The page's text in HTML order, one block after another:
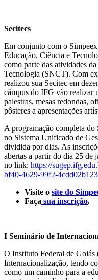
Secitecs
Em conjunto com o
Educação, Ciência e
como parte das atividades
Tecnologia (SNCT). Com
realizou sua Secitec em
câmpus do IFG vão realizar
palestras, mesas redondas,
pôsteres a apresentações
A programação completa do
no Sistema Unificado de
dividida por dias. As
abertas a partir do dia 25 de
no link: https://
bf40-4629-99f2-
Visite o site do
Faça sua inscrição.
I Seminário de
O Instituto Federal de
Internacionalização, tendo
como um caminho para a